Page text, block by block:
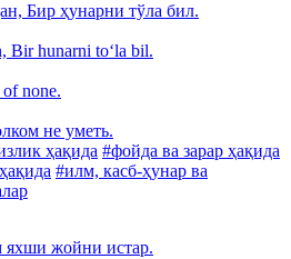
Бир ҳунарни тўла бил.
Bir hunarni to‘la bil.
of none.
не уметь.
ҳақида #фойда ва зарар ҳақида
#илм, касб-ҳунар ва
жойни истар.